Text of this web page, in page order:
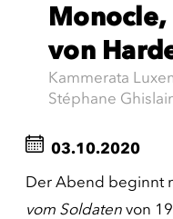
von
Kammerata
Stéphane
03.10.2020
Der Abend beginnt
vom Soldaten von